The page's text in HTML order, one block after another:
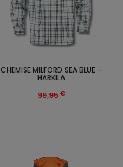
CHEMISE MILFORD SEA BLUE -
HARKILA
99,95 €